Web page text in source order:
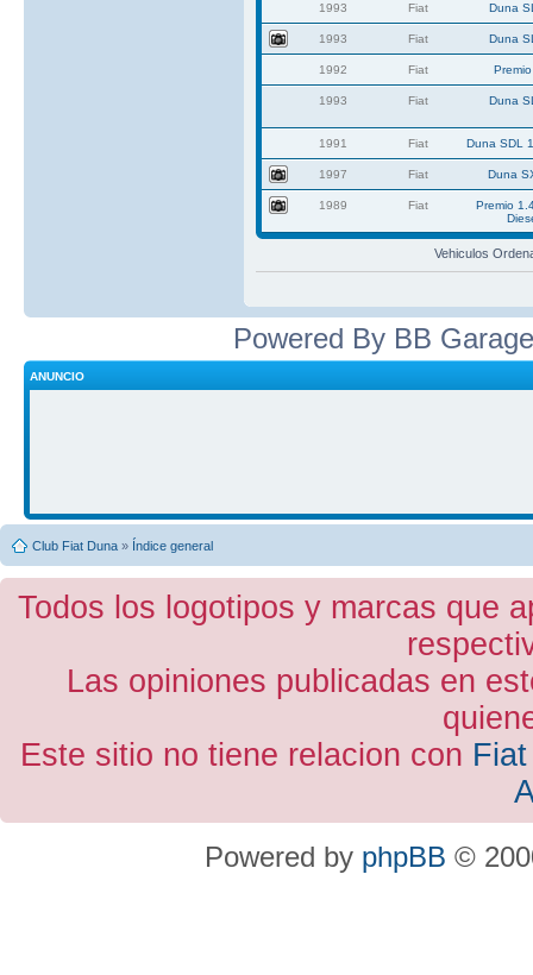
1993 Fiat Duna
1993 Fiat Duna
1992 Fiat
1993 Fiat Duna
1991 Fiat Duna SDL
1997 Fiat Duna
1989 Fiat
Premio
Vehiculos
Powered By BB
ANUNCIO
Club Fiat Duna » Índice general
Todos los logotipos y marcas que
Las opiniones publicadas en
Este sitio no tiene relacion con
Powered by phpBB ©